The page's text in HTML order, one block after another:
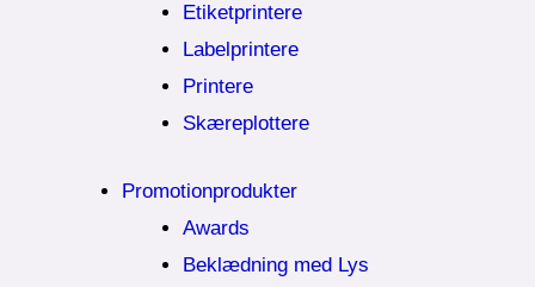
Etiketprintere
Labelprintere
Printere
Skæreplottere
Promotionprodukter
Awards
Beklædning med Lys